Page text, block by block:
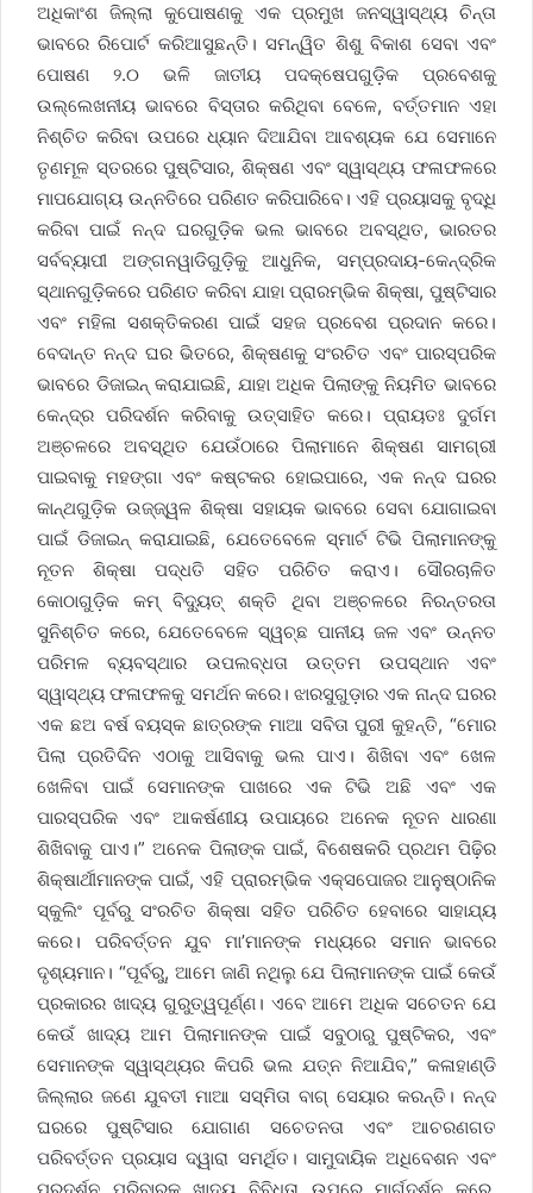
ଅଧିକାଂଶ ଜିଲ୍ଲା କୁପୋଷଣକୁ ଏକ ପ୍ରମୁଖ ଜନସ୍ୱାସ୍ଥ୍ୟ ଚିନ୍ତା
ଭାବରେ ରିପୋର୍ଟ କରିଆସୁଛନ୍ତି। ସମନ୍ୱିତ ଶିଶୁ ବିକାଶ ସେବା ଏବଂ
ପୋଷଣ ୨.୦ ଭଳି ଜାତୀୟ ପଦକ୍ଷେପଗୁଡ଼ିକ ପ୍ରବେଶକୁ
ଉଲ୍ଲେଖନୀୟ ଭାବରେ ବିସ୍ତାର କରିଥିବା ବେଳେ, ବର୍ତ୍ତମାନ ଏହା
ନିଶ୍ଚିତ କରିବା ଉପରେ ଧ୍ୟାନ ଦିଆଯିବା ଆବଶ୍ୟକ ଯେ ସେମାନେ
ତୃଣମୂଳ ସ୍ତରରେ ପୁଷ୍ଟିସାର, ଶିକ୍ଷଣ ଏବଂ ସ୍ୱାସ୍ଥ୍ୟ ଫଳାଫଳରେ
ମାପଯୋଗ୍ୟ ଉନ୍ନତିରେ ପରିଣତ କରିପାରିବେ। ଏହି ପ୍ରୟାସକୁ ବୃଦ୍ଧି
କରିବା ପାଇଁ ନନ୍ଦ ଘରଗୁଡ଼ିକ ଭଲ ଭାବରେ ଅବସ୍ଥିତ, ଭାରତର
ସର୍ବବ୍ୟାପୀ ଅଙ୍ଗନୱାଡିଗୁଡ଼ିକୁ ଆଧୁନିକ, ସମ୍ପ୍ରଦାୟ-କେନ୍ଦ୍ରିକ
ସ୍ଥାନଗୁଡ଼ିକରେ ପରିଣତ କରିବା ଯାହା ପ୍ରାରମ୍ଭିକ ଶିକ୍ଷା, ପୁଷ୍ଟିସାର
ଏବଂ ମହିଳା ସଶକ୍ତିକରଣ ପାଇଁ ସହଜ ପ୍ରବେଶ ପ୍ରଦାନ କରେ।
ବେଦାନ୍ତ ନନ୍ଦ ଘର ଭିତରେ, ଶିକ୍ଷଣକୁ ସଂରଚିତ ଏବଂ ପାରସ୍ପରିକ
ଭାବରେ ଡିଜାଇନ୍ କରାଯାଇଛି, ଯାହା ଅଧିକ ପିଲାଙ୍କୁ ନିୟମିତ ଭାବରେ
କେନ୍ଦ୍ର ପରିଦର୍ଶନ କରିବାକୁ ଉତ୍ସାହିତ କରେ। ପ୍ରାୟତଃ ଦୁର୍ଗମ
ଅଞ୍ଚଳରେ ଅବସ୍ଥିତ ଯେଉଁଠାରେ ପିଲାମାନେ ଶିକ୍ଷଣ ସାମଗ୍ରୀ
ପାଇବାକୁ ମହଙ୍ଗା ଏବଂ କଷ୍ଟକର ହୋଇପାରେ, ଏକ ନନ୍ଦ ଘରର
କାନ୍ଥଗୁଡ଼ିକ ଉଜ୍ଜ୍ୱଳ ଶିକ୍ଷା ସହାୟକ ଭାବରେ ସେବା ଯୋଗାଇବା
ପାଇଁ ଡିଜାଇନ୍ କରାଯାଇଛି, ଯେତେବେଳେ ସ୍ମାର୍ଟ ଟିଭି ପିଲାମାନଙ୍କୁ
ନୂତନ ଶିକ୍ଷା ପଦ୍ଧତି ସହିତ ପରିଚିତ କରାଏ। ସୌରଚାଳିତ
କୋଠାଗୁଡ଼ିକ କମ୍ ବିଦ୍ୟୁତ୍ ଶକ୍ତି ଥିବା ଅଞ୍ଚଳରେ ନିରନ୍ତରତା
ସୁନିଶ୍ଚିତ କରେ, ଯେତେବେଳେ ସ୍ୱଚ୍ଛ ପାନୀୟ ଜଳ ଏବଂ ଉନ୍ନତ
ପରିମଳ ବ୍ୟବସ୍ଥାର ଉପଲବ୍ଧତା ଉତ୍ତମ ଉପସ୍ଥାନ ଏବଂ
ସ୍ୱାସ୍ଥ୍ୟ ଫଳାଫଳକୁ ସମର୍ଥନ କରେ। ଝାରସୁଗୁଡ଼ାର ଏକ ନାନ୍ଦ ଘରର
ଏକ ଛଅ ବର୍ଷ ବୟସ୍କ ଛାତ୍ରଙ୍କ ମାଆ ସବିତା ପୁରୀ କୁହନ୍ତି, “ମୋର
ପିଲା ପ୍ରତିଦିନ ଏଠାକୁ ଆସିବାକୁ ଭଲ ପାଏ। ଶିଖିବା ଏବଂ ଖେଳ
ଖେଳିବା ପାଇଁ ସେମାନଙ୍କ ପାଖରେ ଏକ ଟିଭି ଅଛି ଏବଂ ଏକ
ପାରସ୍ପରିକ ଏବଂ ଆକର୍ଷଣୀୟ ଉପାୟରେ ଅନେକ ନୂତନ ଧାରଣା
ଶିଖିବାକୁ ପାଏ।” ଅନେକ ପିଲାଙ୍କ ପାଇଁ, ବିଶେଷକରି ପ୍ରଥମ ପିଢ଼ିର
ଶିକ୍ଷାର୍ଥୀମାନଙ୍କ ପାଇଁ, ଏହି ପ୍ରାରମ୍ଭିକ ଏକ୍ସପୋଜର ଆନୁଷ୍ଠାନିକ
ସ୍କୁଲିଂ ପୂର୍ବରୁ ସଂରଚିତ ଶିକ୍ଷା ସହିତ ପରିଚିତ ହେବାରେ ସାହାଯ୍ୟ
କରେ। ପରିବର୍ତ୍ତନ ଯୁବ ମା’ମାନଙ୍କ ମଧ୍ୟରେ ସମାନ ଭାବରେ
ଦୃଶ୍ୟମାନ। “ପୂର୍ବରୁ, ଆମେ ଜାଣି ନଥିଲୁ ଯେ ପିଲାମାନଙ୍କ ପାଇଁ କେଉଁ
ପ୍ରକାରର ଖାଦ୍ୟ ଗୁରୁତ୍ୱପୂର୍ଣ୍ଣ। ଏବେ ଆମେ ଅଧିକ ସଚେତନ ଯେ
କେଉଁ ଖାଦ୍ୟ ଆମ ପିଲାମାନଙ୍କ ପାଇଁ ସବୁଠାରୁ ପୁଷ୍ଟିକର, ଏବଂ
ସେମାନଙ୍କ ସ୍ୱାସ୍ଥ୍ୟର କିପରି ଭଲ ଯତ୍ନ ନିଆଯିବ,” କଳାହାଣ୍ଡି
ଜିଲ୍ଲାର ଜଣେ ଯୁବତୀ ମାଆ ସସ୍ମିତା ବାଗ୍ ସେୟାର କରନ୍ତି। ନନ୍ଦ
ଘରରେ ପୁଷ୍ଟିସାର ଯୋଗାଣ ସଚେତନତା ଏବଂ ଆଚରଣଗତ
ପରିବର୍ତ୍ତନ ପ୍ରୟାସ ଦ୍ୱାରା ସମର୍ଥିତ। ସାମୁଦାୟିକ ଅଧିବେଶନ ଏବଂ